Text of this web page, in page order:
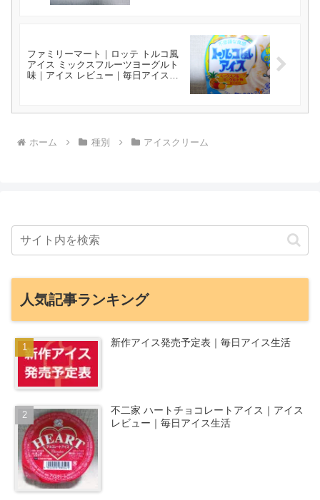
ファミリーマート｜ロッテ トルコ風
アイス ミックスフルーツヨーグルト
味｜アイス レビュー｜毎日アイス生
ホーム 種別 アイスクリーム
人気記事ランキング
新作アイス発売予定表｜毎日アイス生活
不二家 ハートチョコレートアイス｜アイス
レビュー｜毎日アイス生活